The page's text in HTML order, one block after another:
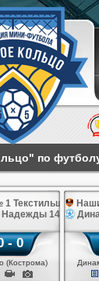
по
Текстильщик 14
Надежды 14
- 0
(Кострома)